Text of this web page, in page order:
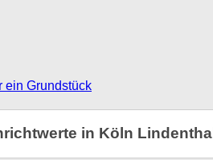
ein Grundstück
in Köln Lindenthal